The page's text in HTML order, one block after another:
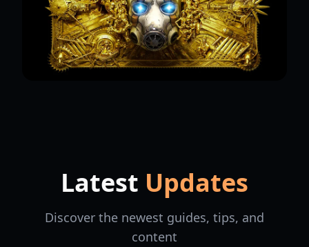
Latest Updates
Discover the newest guides, tips, and
content